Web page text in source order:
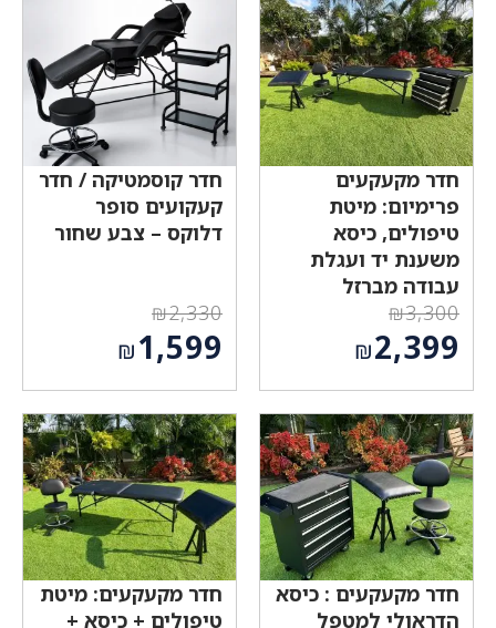
חדר מקעקעים
פרימיום: מיטת
טיפולים, כיסא
משענת יד ועגלת
עבודה מברזל
₪3,300
המחיר
המקורי
היה:
₪3,300.
₪2,399
הוא:
₪2,399.
חדר קוסמטיקה / חדר
קעקועים סופר
דלוקס – צבע שחור
₪2,330
המחיר
המקורי
היה:
₪2,330.
₪1,599
הוא:
₪1,599.
חדר מקעקעים : כיסא
הדראולי למטפל
חדר מקעקעים: מיטת
טיפולים + כיסא +